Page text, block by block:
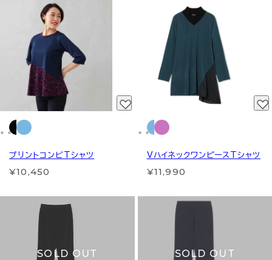
プリントコンビTシャツ
¥10,450
VハイネックワンピースTシャツ
¥11,990
SOLD OUT SOLD OUT